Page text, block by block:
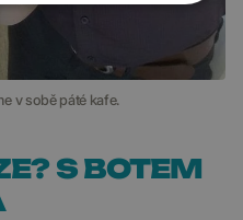
v sobě páté kafe.
S BOTEM